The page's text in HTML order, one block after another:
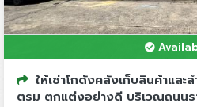
ให้เช่าโกดังคลังเก็บสินค้าแล
ตรม ตกแต่งอย่างดี บริเวณถนนร